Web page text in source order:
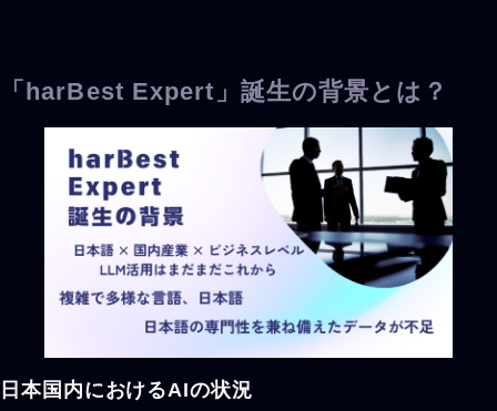
「harBest Expert」誕生の背景とは？
日本国内におけるAIの状況